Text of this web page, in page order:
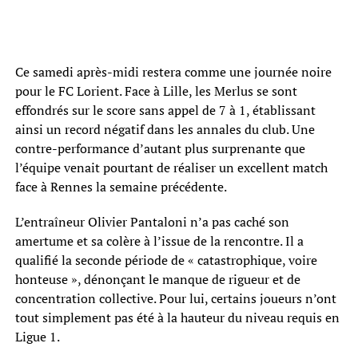
Ce samedi après-midi restera comme une journée noire
pour le FC Lorient. Face à Lille, les Merlus se sont
effondrés sur le score sans appel de 7 à 1, établissant
ainsi un record négatif dans les annales du club. Une
contre-performance d’autant plus surprenante que
l’équipe venait pourtant de réaliser un excellent match
face à Rennes la semaine précédente.
L’entraîneur Olivier Pantaloni n’a pas caché son
amertume et sa colère à l’issue de la rencontre. Il a
qualifié la seconde période de « catastrophique, voire
honteuse », dénonçant le manque de rigueur et de
concentration collective. Pour lui, certains joueurs n’ont
tout simplement pas été à la hauteur du niveau requis en
Ligue 1.